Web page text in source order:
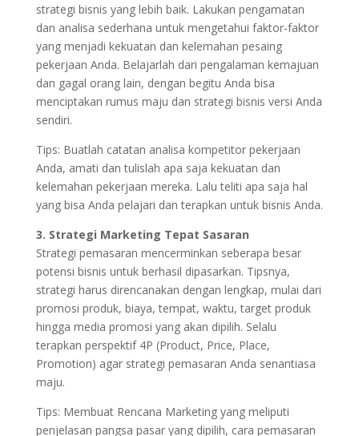
strategi bisnis yang lebih baik. Lakukan pengamatan
dan analisa sederhana untuk mengetahui faktor-faktor
yang menjadi kekuatan dan kelemahan pesaing
pekerjaan Anda. Belajarlah dari pengalaman kemajuan
dan gagal orang lain, dengan begitu Anda bisa
menciptakan rumus maju dan strategi bisnis versi Anda
sendiri.
Tips: Buatlah catatan analisa kompetitor pekerjaan
Anda, amati dan tulislah apa saja kekuatan dan
kelemahan pekerjaan mereka. Lalu teliti apa saja hal
yang bisa Anda pelajari dan terapkan untuk bisnis Anda.
3. Strategi Marketing Tepat Sasaran
Strategi pemasaran mencerminkan seberapa besar
potensi bisnis untuk berhasil dipasarkan. Tipsnya,
strategi harus direncanakan dengan lengkap, mulai dari
promosi produk, biaya, tempat, waktu, target produk
hingga media promosi yang akan dipilih. Selalu
terapkan perspektif 4P (Product, Price, Place,
Promotion) agar strategi pemasaran Anda senantiasa
maju.
Tips: Membuat Rencana Marketing yang meliputi
penjelasan pangsa pasar yang dipilih, cara pemasaran